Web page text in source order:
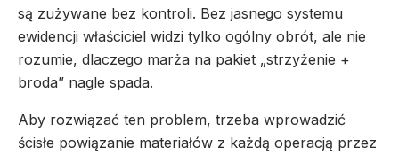
są zużywane bez kontroli. Bez jasnego systemu
ewidencji właściciel widzi tylko ogólny obrót, ale nie
rozumie, dlaczego marża na pakiet „strzyżenie +
broda” nagle spada.
Aby rozwiązać ten problem, trzeba wprowadzić
ścisłe powiązanie materiałów z każdą operacją przez